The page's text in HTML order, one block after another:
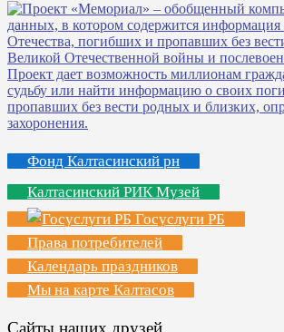
Фонд Калтасинский рн
Калтасинский РИК Музей
Госуслуги РБ
Права потребителей
Календарь праздников
Мы на карте Калтасов
Сайты наших друзей